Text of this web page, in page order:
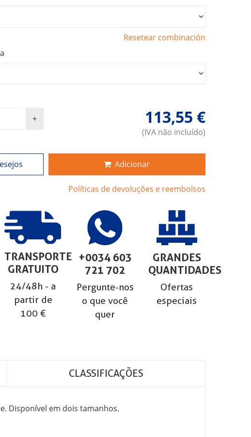
Resetear combinación
113,55 €
(IVA não incluído)
Adicionar
Políticas de devoluções e reembolsos
TRANSPORTE
GRATUITO
24/48h - a
partir de
100 €
+0034 603
721 702
Pergunte-nos
o que você
quer
GRANDES
QUANTIDADES
Ofertas
especiais
CLASSIFICAÇÕES
Disponível em dois tamanhos.